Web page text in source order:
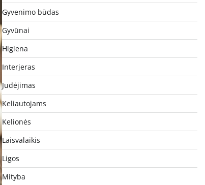
Gyvenimo būdas
Gyvūnai
Higiena
Interjeras
Judėjimas
Keliautojams
Kelionės
Laisvalaikis
Ligos
Mityba